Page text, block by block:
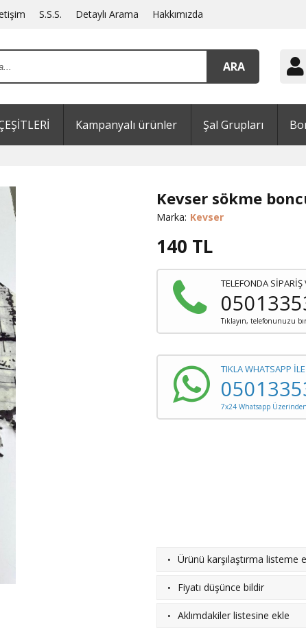
S.S.S. Detaylı Arama Hakkımızda
Kampanyalı ürünler Şal Grupları
Kevser sökme
Marka: Kevser
140 TL
TELEFONDA SİPARİŞ
Tıklayın, telefonunuzu
TIKLA WHATSAPP
7x24 Whatsapp
· Ürünü karşılaştırma listeme
· Fiyatı düşünce bildir
· Aklımdakiler listesine ekle